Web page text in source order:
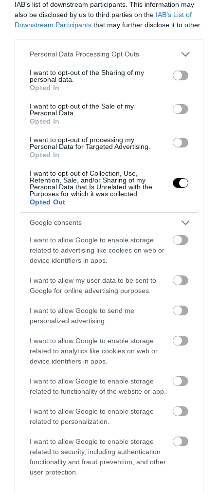
IAB’s list of downstream participants. This information may
also be disclosed by us to third parties on the IAB’s List of
Downstream Participants that may further disclose it to other
Please note that this website/app uses one or more Google
not limited to your visit or usage behaviour. You may click to
grant or deny consent to Google and its third-party tags to
use your data for below specified purposes in below Google
consent section.
Personal Data Processing Opt Outs
I want to opt-out of the Sharing of my
personal data.
Opted In
I want to opt-out of the Sale of my
Personal Data.
Opted In
I want to opt-out of processing my
Personal Data for Targeted Advertising.
Opted In
I want to opt-out of Collection, Use,
Retention, Sale, and/or Sharing of my
Personal Data that Is Unrelated with the
Purposes for which it was collected.
Opted Out
Google consents
I want to allow Google to enable storage
related to advertising like cookies on web or
device identifiers in apps.
I want to allow my user data to be sent to
Google for online advertising purposes.
I want to allow Google to send me
personalized advertising.
I want to allow Google to enable storage
related to analytics like cookies on web or
device identifiers in apps.
I want to allow Google to enable storage
related to functionality of the website or app.
I want to allow Google to enable storage
related to personalization.
I want to allow Google to enable storage
related to security, including authentication
functionality and fraud prevention, and other
user protection.
PRONEWS.GR /ΦΥΣΗ
Ε.Λέκκας για κατολίσθηση στην Ιόνια
Οδό: «Το θετικό είναι ότι δεν
επηρεάστηκε το οδόστρωμα»
PRONEWS.GR /ΠΟΛΙΤΙΚΗ ΠΡΟΣΤΑΣΙΑ
Ιόνια Οδός: Κλειστό το τμήμα από
Άρτα μέχρι Αμφιλοχία λόγω
κατολίσθησης (βίντεο)
02.02.2026 | 11:26